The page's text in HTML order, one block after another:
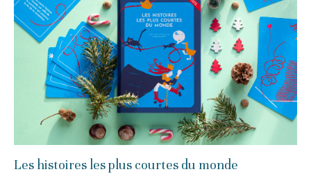
Les histoires les plus courtes du monde